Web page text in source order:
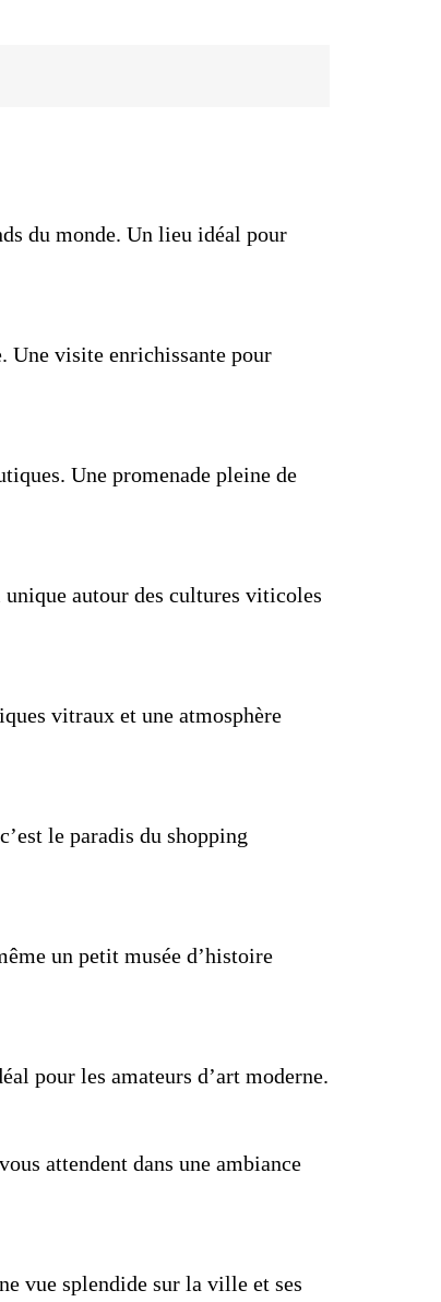
du monde. Un lieu idéal pour
Une visite enrichissante pour
Une promenade pleine de
autour des cultures viticoles
vitraux et une atmosphère
le paradis du shopping
un petit musée d’histoire
pour les amateurs d’art moderne.
attendent dans une ambiance
vue splendide sur la ville et ses